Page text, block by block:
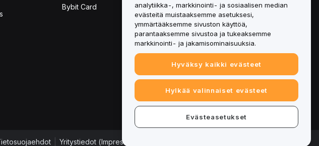
Bybit Card
ESG-tiedot
Crypto-Asset White Papers
Yritystiedot (Impressum)
analytiikka-, markkinointi- ja sosiaalisen median
evästeitä muistaaksemme asetuksesi,
ymmärtääksemme sivuston käyttöä,
parantaaksemme sivustoa ja tukeaksemme
markkinointi- ja jakamisominaisuuksia.
Hyväksy kaikki evästeet
Hylkää valinnaiset evästeet
Evästeasetukset